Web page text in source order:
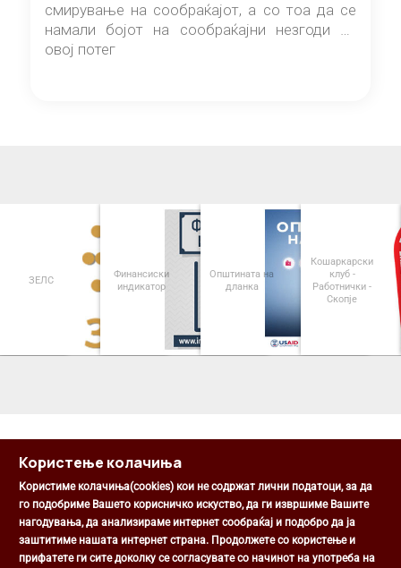
смирување на сообраќајот, а со тоа да се
намали бојот на сообраќајни незгоди на
овој потег
ЗЕЛС
Финансиски
индикатор
Општината на
дланка
Кошаркарски
клуб -
Работнички -
Скопје
Општина Центар
Михаил Цоков бр. 1, Скопје
Користење колачиња
Користиме колачиња(cookies) кои не содржат лични податоци, за да
го подобриме Вашето корисничко искуство, да ги извршиме Вашите
нагодувања, да анализираме интернет сообраќај и подобро да ја
заштитиме нашата интернет страна. Продолжете со користење и
прифатете ги сите доколку се согласувате со начинот на употреба на